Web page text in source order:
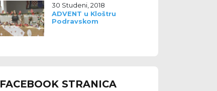
30 Studeni, 2018
ADVENT u Kloštru
Podravskom
FACEBOOK STRANICA